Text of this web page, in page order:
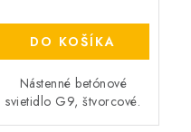
DO KOŠÍKA
Nástenné betónové
svietidlo G9, štvorcové.